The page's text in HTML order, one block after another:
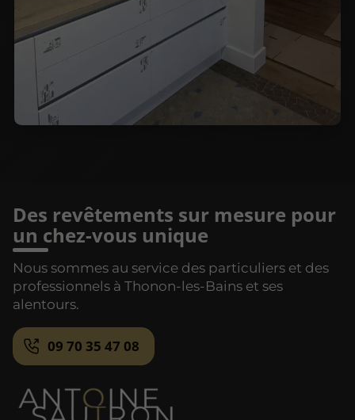
Des revêtements sur mesure pour
un chez-vous unique
Nous sommes au service des particuliers et des
professionnels à Thonon-les-Bains et ses
alentours.
09 70 35 47 08